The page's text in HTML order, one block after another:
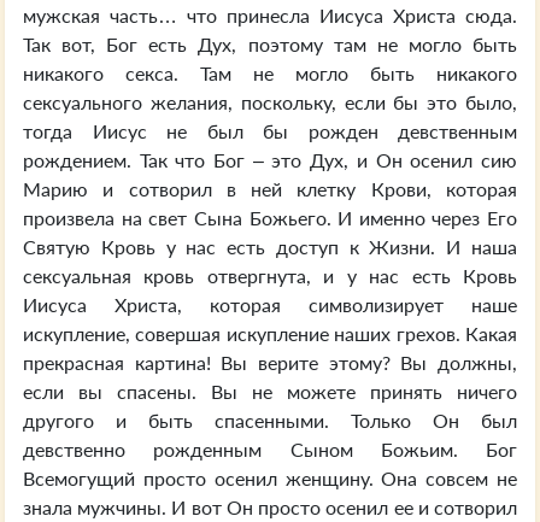
мужская часть… что принесла Иисуса Христа сюда.
Так вот, Бог есть Дух, поэтому там не могло быть
никакого секса. Там не могло быть никакого
сексуального желания, поскольку, если бы это было,
тогда Иисус не был бы рожден девственным
рождением. Так что Бог – это Дух, и Он осенил сию
Марию и сотворил в ней клетку Крови, которая
произвела на свет Сына Божьего. И именно через Его
Святую Кровь у нас есть доступ к Жизни. И наша
сексуальная кровь отвергнута, и у нас есть Кровь
Иисуса Христа, которая символизирует наше
искупление, совершая искупление наших грехов. Какая
прекрасная картина! Вы верите этому? Вы должны,
если вы спасены. Вы не можете принять ничего
другого и быть спасенными. Только Он был
девственно рожденным Сыном Божьим. Бог
Всемогущий просто осенил женщину. Она совсем не
знала мужчины. И вот Он просто осенил ее и сотворил